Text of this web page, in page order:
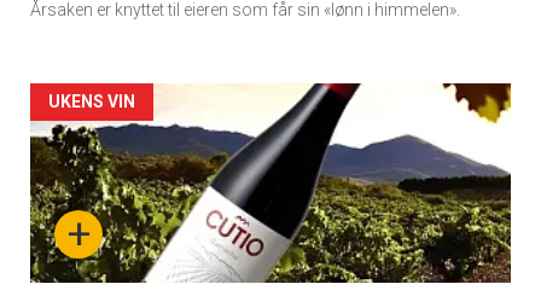
Årsaken er knyttet til eieren som får sin «lønn i himmelen».
Forsiden
akkurat
nå
-
+
UKENS VIN